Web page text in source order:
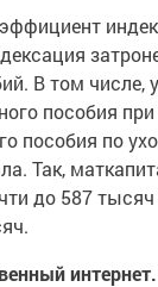
В том числе,
пособия
пособия по
Так,
до 587 тысяч
интернет.